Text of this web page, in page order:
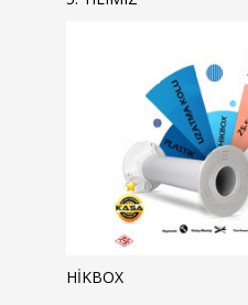
HIKBOX